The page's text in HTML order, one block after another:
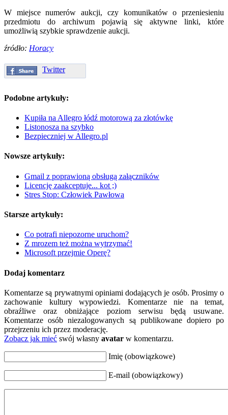
W miejsce numerów aukcji, czy komunikatów o przeniesieniu
przedmiotu do archiwum pojawią się aktywne linki, które
umożliwią szybkie sprawdzenie aukcji.
źródło: Horacy
Twitter
Podobne artykuły:
Kupiła na Allegro łódź motorową za złotówkę
Listonosza na szybko
Bezpieczniej w Allegro.pl
Nowsze artykuły:
Gmail z poprawioną obsługą załączników
Licencję zaakceptuje... kot ;)
Stres Stop: Człowiek Pawłowa
Starsze artykuły:
Co potrafi niepozorne uruchom?
Z mrozem też można wytrzymać!
Microsoft przejmie Operę?
Dodaj komentarz
Komentarze są prywatnymi opiniami dodających je osób. Prosimy o
zachowanie kultury wypowiedzi. Komentarze nie na temat,
obraźliwe oraz obniżające poziom serwisu będą usuwane.
Komentarze osób niezalogowanych są publikowane dopiero po
przejrzeniu ich przez moderację.
Zobacz jak mieć swój własny avatar w komentarzu.
Imię (obowiązkowe)
E-mail (obowiązkowy)